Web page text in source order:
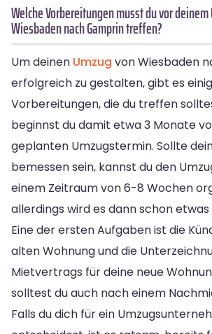
Welche Vorbereitungen musst du vor
Wiesbaden nach Gamprin treffen?
Um deinen Umzug von Wiesbaden
erfolgreich zu gestalten, gibt es
Vorbereitungen, die du treffen
beginnst du damit etwa 3 Monate
geplanten Umzugstermin. Sollte
bemessen sein, kannst du den
einem Zeitraum von 6-8 Wochen
allerdings wird es dann schon
Eine der ersten Aufgaben ist die
alten Wohnung und die
Mietvertrags für deine neue
solltest du auch nach einem
Falls du dich für ein